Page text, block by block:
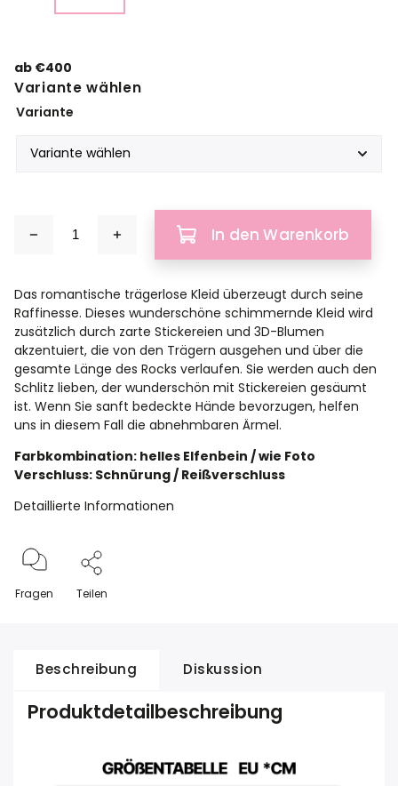
ab €400
Variante wählen
Variante
In den Warenkorb
Das romantische trägerlose Kleid überzeugt durch seine
Raffinesse. Dieses wunderschöne schimmernde Kleid wird
zusätzlich durch zarte Stickereien und 3D-Blumen
akzentuiert, die von den Trägern ausgehen und über die
gesamte Länge des Rocks verlaufen. Sie werden auch den
Schlitz lieben, der wunderschön mit Stickereien gesäumt
ist. Wenn Sie sanft bedeckte Hände bevorzugen, helfen
uns in diesem Fall die abnehmbaren Ärmel.
Farbkombination: helles Elfenbein / wie Foto
Verschluss: Schnürung / Reißverschluss
Detaillierte Informationen
Fragen Teilen
Beschreibung Diskussion
Produktdetailbeschreibung